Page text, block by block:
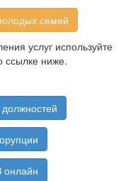
семей
услуг используйте
ссылке ниже.
онлайн